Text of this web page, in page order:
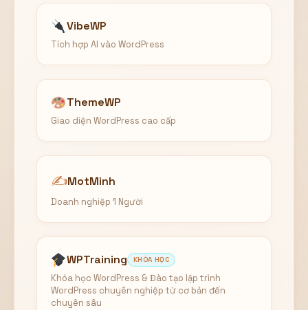
Nhớ tài khoản
Đăng nhập
Bạn không có tài khoản?
VibeWP
Tích hợp AI vào WordPress
ThemeWP
Giao diện WordPress cao cấp
✍️MotMinh
Doanh nghiệp 1 Người
WPTraining KHÓA HỌC
Khóa học WordPress & Đào tạo lập trình
WordPress chuyên nghiệp từ cơ bản đến
chuyên sâu